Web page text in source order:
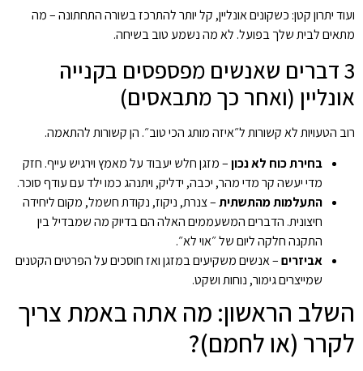
ועוד יתרון קטן: כשקונים אונליין, קל יותר להתרכז בשורה התחתונה – מה
מתאים לבית שלך בפועל. לא מה נשמע טוב בשיחה.
3 דברים שאנשים מפספסים בקנייה
אונליין (ואחר כך מתבאסים)
רוב הטעויות לא קשורות ל״איזה מותג הכי טוב״. הן קשורות להתאמה.
בחירת כוח לא נכון– מזגן חלש יעבוד על מאמץ וירגיש עייף. חזק
מדי יעשה קר מדי מהר, יכבה, ידליק, ויתנהג כמו ילד עם עודף סוכר.
התעלמות מהתשתית– צנרת, ניקוז, נקודת חשמל, מקום ליחידה
חיצונית. הדברים המשעממים האלה הם בדיוק מה שמבדיל בין
התקנה חלקה ליום של ״אוי לא״.
אביזרים– אנשים משקיעים במזגן ואז חוסכים על הפרטים הקטנים
שמייצרים גימור, נוחות ושקט.
השלב הראשון: מה אתה באמת צריך
לקרר (או לחמם)?